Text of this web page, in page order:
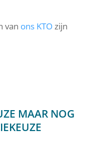
van ons KTOzijn
MAAR NOG